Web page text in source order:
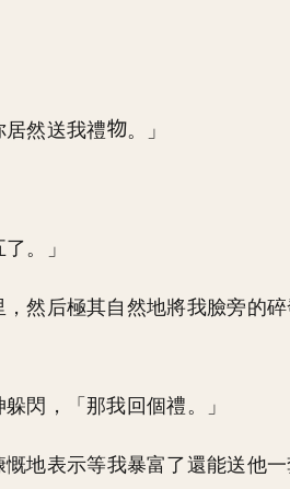
然送我禮 。」
。」
然后極其自然地將我臉旁的碎
閃，「那我回個禮。」
慨地表示等我暴富了還能送他一